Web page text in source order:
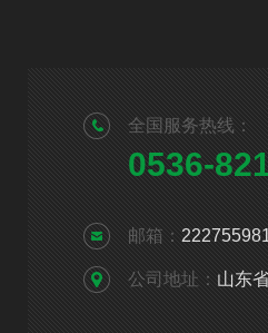
全国服务热线：
0536-
邮箱：
公司地址： 山东